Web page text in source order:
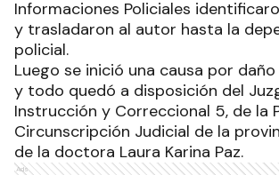
Informaciones Policiales
y trasladaron al autor hasta la
policial.
Luego se inició una causa por
y todo quedó a disposición del
Instrucción y Correccional 5, de la
Circunscripción Judicial de la
de la doctora Laura Karina Paz.
Ads